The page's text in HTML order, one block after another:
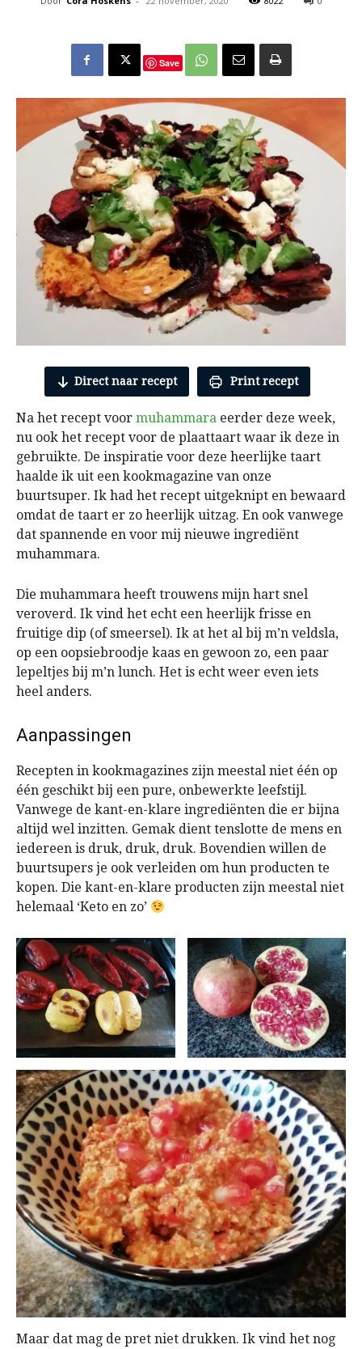
Save
Direct naar recept Print recept
Na het recept voor muhammara eerder deze week,
nu ook het recept voor de plaattaart waar ik deze in
gebruikte. De inspiratie voor deze heerlijke taart
haalde ik uit een kookmagazine van onze
buurtsuper. Ik had het recept uitgeknipt en bewaard
omdat de taart er zo heerlijk uitzag. En ook vanwege
dat spannende en voor mij nieuwe ingrediënt
muhammara.
Die muhammara heeft trouwens mijn hart snel
veroverd. Ik vind het echt een heerlijk frisse en
fruitige dip (of smeersel). Ik at het al bij m’n veldsla,
op een oopsiebroodje kaas en gewoon zo, een paar
lepeltjes bij m’n lunch. Het is echt weer even iets
heel anders.
Aanpassingen
Recepten in kookmagazines zijn meestal niet één op
één geschikt bij een pure, onbewerkte leefstijl.
Vanwege de kant-en-klare ingrediënten die er bijna
altijd wel inzitten. Gemak dient tenslotte de mens en
iedereen is druk, druk, druk. Bovendien willen de
buurtsupers je ook verleiden om hun producten te
kopen. Die kant-en-klare producten zijn meestal niet
helemaal ‘Keto en zo’
Maar dat mag de pret niet drukken. Ik vind het nog